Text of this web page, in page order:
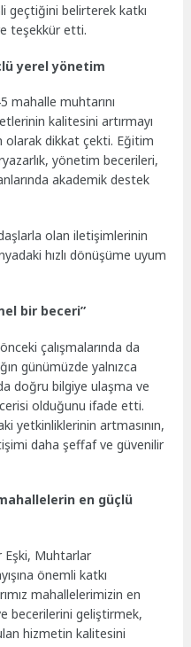
geçtiğini belirterek katkı
teşekkür etti.
yerel yönetim
mahalle muhtarını
kalitesini artırmayı
olarak dikkat çekti. Eğitim
yönetim becerileri,
akademik destek
olan iletişimlerinin
hızlı dönüşüme uyum
bir beceri”
çalışmalarında da
günümüzde yalnızca
doğru bilgiye ulaşma ve
olduğunu ifade etti.
yetkinliklerinin artmasının,
daha şeffaf ve güvenilir
en güçlü
Eşki, Muhtarlar
önemli katkı
mahallelerimizin en
becerilerini geliştirmek,
hizmetin kalitesini